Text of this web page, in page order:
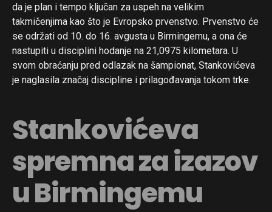
da je plan i tempo ključan za uspeh na velikim
takmičenjima kao što je Evropsko prvenstvo. Prvenstvo će
se održati od 10. do 16. avgusta u Birmingemu, a ona će
nastupiti u disciplini hodanje na 21,0975 kilometara. U
svom obraćanju pred odlazak na šampionat, Stankovićeva
je naglasila značaj discipline i prilagođavanja tokom trke.
Stankovićeva
spremna za izazov
u Birmingemu